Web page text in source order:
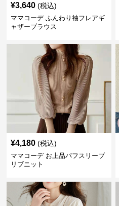
¥3,640 (税込)
ママコーデ ふんわり袖フレアギ
ャザーブラウス
¥4,180 (税込)
ママコーデ お上品パフスリーブ
リブニット